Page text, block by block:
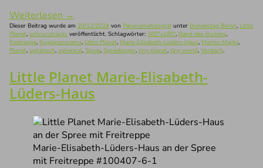
Weiterlesen →
Dieser Beitrag wurde am 20/12/2024 von Panoramafotografunter Bundestag Berlin, Little
Planet, schnurstracks veröffentlicht. Schlagwörter: 360°x180°, Band des Bundes,
Freitreppe, Kugelpanorama, Little Planet, Marie-Elisabeth-Lüders-Haus, Marino Marini,
Planet, sphärisch, spherical, Spree, Spreebogen, tiny planet, tiny world, Vordach.
Little Planet Marie-Elisabeth-
Lüders-Haus
Marie-Elisabeth-Lüders-Haus an der Spree
mit Freitreppe #100407-6-1